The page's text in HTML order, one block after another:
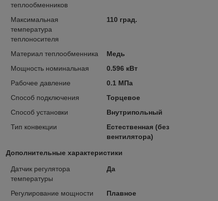
теплообменников
Максимальная
температура
теплоносителя
110 град.
Материал теплообменника
Медь
Мощность номинальная
0.596 кВт
Рабочее давление
0.1 МПа
Способ подключения
Торцевое
Способ установки
Внутрипольный
Тип конвекции
Естественная (без
вентилятора)
Дополнительные характеристики
Датчик регулятора
температуры
Да
Регулирование мощности Плавное